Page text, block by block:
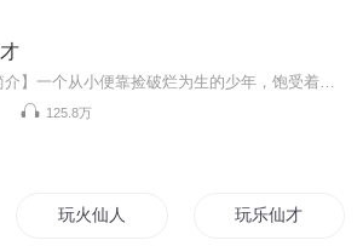
125.8万
玩火仙人 玩乐仙才